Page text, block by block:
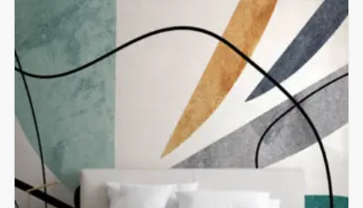
proizvod
ima
više
varijanti.
Opcije
se
mogu
odabrati
stranici
proizvoda